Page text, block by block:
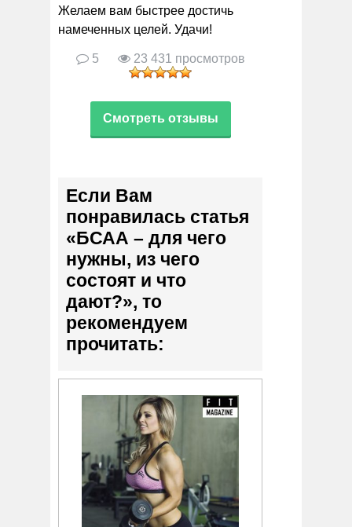
Желаем вам быстрее достичь
намеченных целей. Удачи!
5 23 431 просмотров
Смотреть отзывы
Если Вам
понравилась статья
«БСАА – для чего
нужны, из чего
состоят и что
дают?», то
рекомендуем
прочитать: